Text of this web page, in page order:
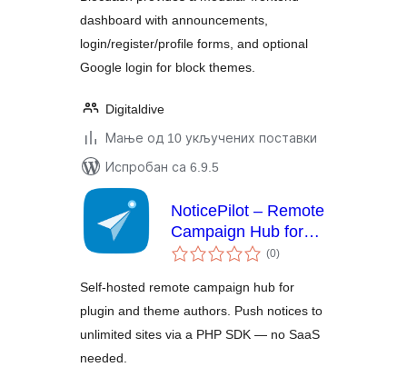
dashboard with announcements,
login/register/profile forms, and optional
Google login for block themes.
Digitaldive
Мање од 10 укључених поставки
Испробан са 6.9.5
NoticePilot – Remote
Campaign Hub for
WordPress Plugin &
(0укупних
оцена
)
Self-hosted remote campaign hub for
plugin and theme authors. Push notices to
unlimited sites via a PHP SDK — no SaaS
needed.